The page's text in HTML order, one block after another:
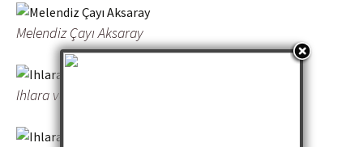
Melendiz Çayı Aksaray
Ihlara vadisi yılanlı kilise